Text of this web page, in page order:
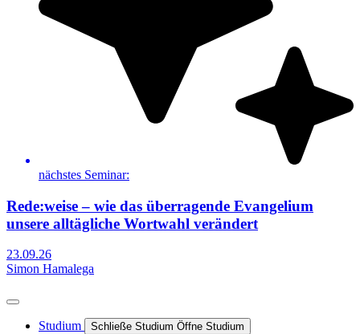
nächstes Seminar:
Rede:weise – wie das überragende Evangelium
unsere alltägliche Wortwahl verändert
23.09.26
Simon Hamalega
Studium Schließe Studium Öffne Studium